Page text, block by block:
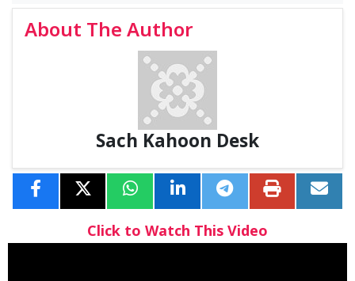
About The Author
Sach Kahoon Desk
Click to Watch This Video